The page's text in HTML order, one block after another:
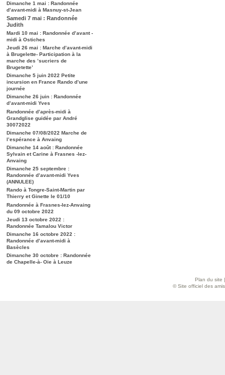
Dimanche 1 mai : Randonnée
d’avant-midi à Masnuy-st-Jean
Samedi 7 mai : Randonnée
Judith
Mardi 10 mai : Randonnée d’avant -
midi à Ostiches
Jeudi 26 mai : Marche d’avant-midi
à Brugelette- Participation à la
marche des ’sucriers de
Brugetette’
Dimanche 5 juin 2022 Petite
incursion en France Rando d’une
journée
Dimanche 26 juin : Randonnée
d’avant-midi Yves
Randonnée d’après-midi à
Grandglise guidée par André
30072022
Dimanche 07/08/2022 Marche de
l’espérance à Anvaing
Dimanche 14 août : Randonnée
Sylvain et Carine à Frasnes -lez-
Anvaing
Dimanche 25 septembre :
Randonnée d’avant-midi Yves
(ANNULEE)
Rando à Tongre-Saint-Martin par
Thierry et Ginette le 01/10
Randonnée à Frasnes-lez-Anvaing
du 09 octobre 2022
Jeudi 13 octobre 2022 :
Randonnée Tamalou Victor
Dimanche 16 octobre 2022 :
Randonnée d’avant-midi à
Basècles
Dimanche 30 octobre : Randonnée
de Chapelle-à- Oie à Leuze
Plan du site
© Site officiel des